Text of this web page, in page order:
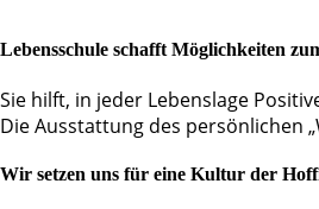
Lebensschule schafft Möglichkeiten
Sie hilft, in jeder Lebenslage
Die Ausstattung des persönlichen
Wir setzen uns für eine Kultur der